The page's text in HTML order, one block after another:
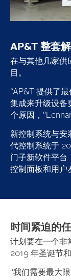
AP&T 整套
在与其他几家供
目。
“AP&T 提供了
集成来升级设备
个原因，
新控制系统与安
代控制系统于
门子新软件平
控制面板和用户
时间紧迫的
计划要在一个非
2019 年圣诞节
“我们需要最大